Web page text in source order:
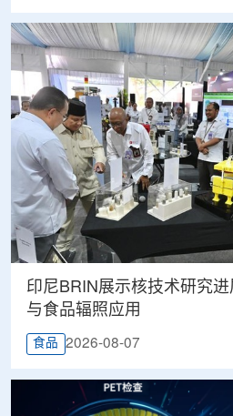
印尼BRIN展示核技术研究
与食品辐照应用
食品 2026-08-07